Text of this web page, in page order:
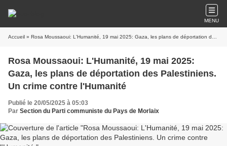
MENU
Accueil » Rosa Moussaoui: L'Humanité, 19 mai 2025: Gaza, les plans de déportation des Palestiniens. Un crime contre l'Humanité
Rosa Moussaoui: L'Humanité, 19 mai 2025:
Gaza, les plans de déportation des Palestiniens.
Un crime contre l'Humanité
Publié le 20/05/2025 à 05:03
Par Section du Parti communiste du Pays de Morlaix